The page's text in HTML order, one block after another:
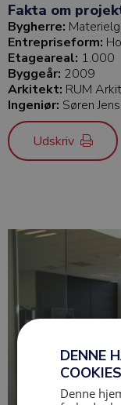
Fakta om
Bygherre:
Entrepriseform:
Etageareal: 1.000
Byggeår: 2009
Arkitekt: RUM
Ingeniør: Søren
Udskriv
DENNE
COOKIES
Denne